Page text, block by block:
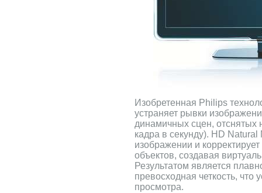
Изобретенная Philips
устраняет рывки
динамичных сцен, отснятых
кадра в секунду). HD
изображении и
объектов, создавая
Результатом является
превосходная четкость, что
просмотра.